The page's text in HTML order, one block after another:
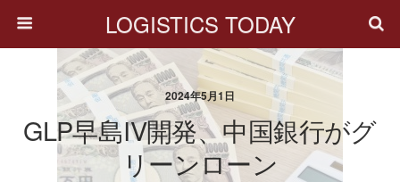
LOGISTICS TODAY
2024年5月1日
GLP早島IV開発、中国銀行がグ
リーンローン